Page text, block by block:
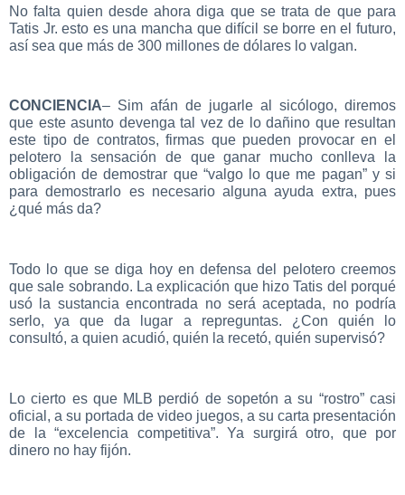
No falta quien desde ahora diga que se trata de que para
Tatis Jr. esto es una mancha que difícil se borre en el futuro,
así sea que más de 300 millones de dólares lo valgan.
CONCIENCIA– Sim afán de jugarle al sicólogo, diremos
que este asunto devenga tal vez de lo dañino que resultan
este tipo de contratos, firmas que pueden provocar en el
pelotero la sensación de que ganar mucho conlleva la
obligación de demostrar que “valgo lo que me pagan” y si
para demostrarlo es necesario alguna ayuda extra, pues
¿qué más da?
Todo lo que se diga hoy en defensa del pelotero creemos
que sale sobrando. La explicación que hizo Tatis del porqué
usó la sustancia encontrada no será aceptada, no podría
serlo, ya que da lugar a repreguntas. ¿Con quién lo
consultó, a quien acudió, quién la recetó, quién supervisó?
Lo cierto es que MLB perdió de sopetón a su “rostro” casi
oficial, a su portada de video juegos, a su carta presentación
de la “excelencia competitiva”. Ya surgirá otro, que por
dinero no hay fijón.